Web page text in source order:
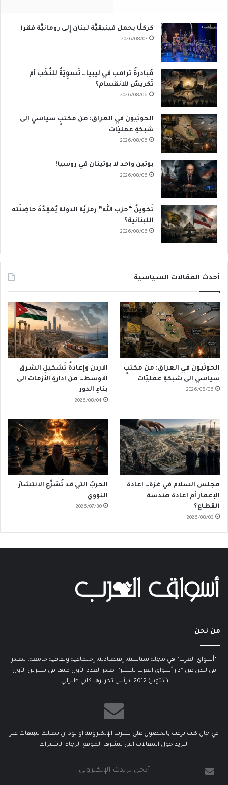
كركلَّا يحمل فينيقيَّة لبنان إِلى رومانيَّة فقرا
2026/08/07
مُبادرةُ ترامب في ليبيا… تَسوِيَةٌ للنُخَب أم
تَكريسٌ للانقسام؟
2026/08/06
الحوثيون في العراق: من مكتبٍ سياسي إلى
شبكةِ عمليّات
2026/08/06
بوتين واحد لا بوتينان في روسيا!
2026/08/06
تَخوينُ “حزب الله” رمزيَّة الدولة يُفقِدُهُ حاضِنَته
اللبنانية؟
2026/08/06
أحدث المقالات السياسية
الحوثيون في العراق: من مكتبٍ
سياسي إلى شبكةِ عمليّات
2026/08/06
الأردن وإعادةُ تَشكيلِ الشرق
الأوسط… من إدارةِ الأزمات إلى
بناءِ الدور
2026/08/04
مجلس السلام في غزة… إعادة
الإعمار أم إعادة هندسة
القطاع؟
2026/08/03
الحربُ التي قد تُسَرِّع الانتشارَ
النووي
2026/07/30
من نحن
“أسواق العرب” هي مجلة سياسية، إقتصادية، إجتماعية وثقافية جامعة، تصدر
في لندن عن “دار أسواق العرب للنشر”. صدر العدد الأول منها في تشرين الأول
(أكتوبر) 2012. يرأس تحريرها كابي طبراني.
في حال كنت ترغب بالحصول على نشرتنا الإلكترونية او تود ان تصلك تنبيهات عبر
البريد حول المقالات التي ينشرها الموقع الرجاء الاشتراك
بريدك